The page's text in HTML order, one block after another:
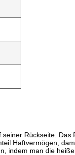
Rückseite. Das
Haftvermögen,
indem man die